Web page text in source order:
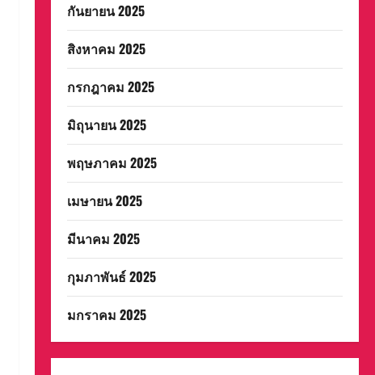
กันยายน 2025
สิงหาคม 2025
กรกฎาคม 2025
มิถุนายน 2025
พฤษภาคม 2025
เมษายน 2025
มีนาคม 2025
กุมภาพันธ์ 2025
มกราคม 2025